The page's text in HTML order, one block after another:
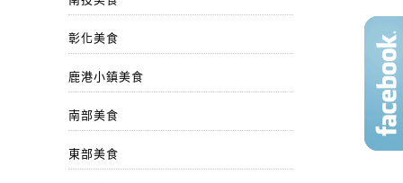
彰化美食
鹿港小鎮美食
南部美食
東部美食